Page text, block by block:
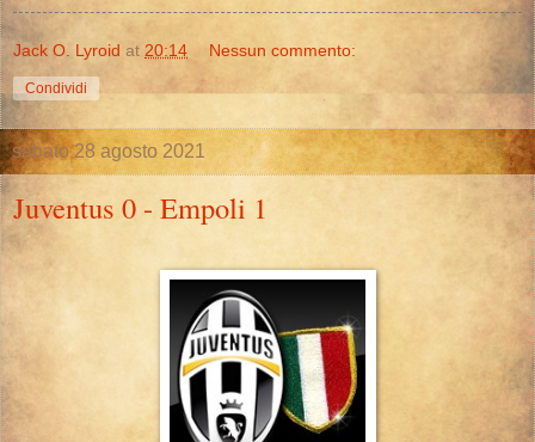
Jack O. Lyroid at 20:14 Nessun commento:
Condividi
sabato 28 agosto 2021
Juventus 0 - Empoli 1